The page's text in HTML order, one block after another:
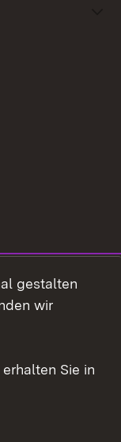
gestalten
wir
Sie in